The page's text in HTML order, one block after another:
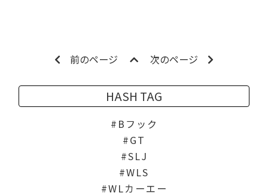
前のページ 次のページ
HASH TAG
Bフック
GT
SLJ
WLS
WLカーエー